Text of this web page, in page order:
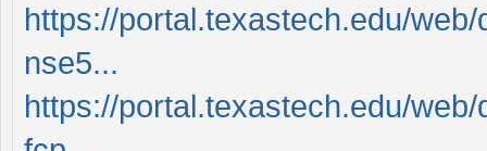
https://portal.texastech.edu/
nse5...
https://portal.texastech.edu/